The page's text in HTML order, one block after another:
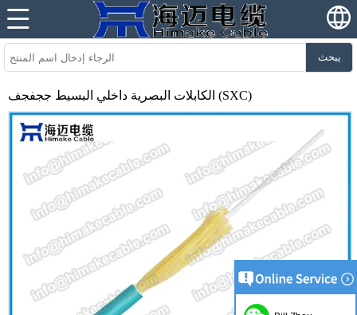
يبحث
الكابلات البصرية داخلي البسيط ججفجف (SXC)